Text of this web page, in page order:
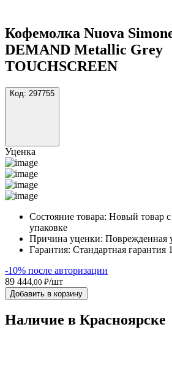
Кофемолка Nuova
DEMAND Metallic Grey
TOUCHSCREEN
Код: 297755
Уценка
Состояние товара: Новый товар
упаковке
Причина уценки: Поврежденная
Гарантия: Стандартная гарантия
-10% после авторизации
89 444 ,00 ₽/шт
Добавить в корзину
Наличие в Красноярскe